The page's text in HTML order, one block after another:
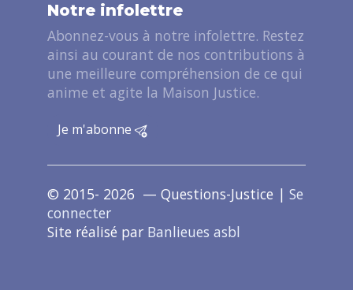
Notre infolettre
Abonnez-vous à notre infolettre. Restez
ainsi au courant de nos contributions à
une meilleure compréhension de ce qui
anime et agite la Maison Justice.
Je m'abonne
© 2015- 2026 — Questions-Justice | Se
connecter
Site réalisé par Banlieues asbl